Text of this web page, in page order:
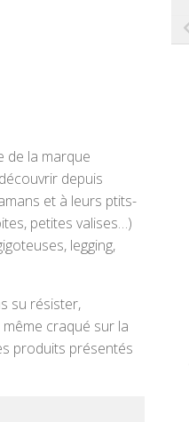
de la marque
depuis
et à leurs ptits-
petites valises…)
legging,
su résister,
craqué sur la
produits présentés